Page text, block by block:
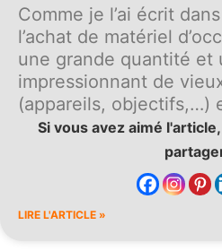
Comme je l’ai écrit
l’achat de matériel
une grande quantité et
impressionnant de
(appareils, objectifs,…)
Si vous avez aimé
LIRE L'ARTICLE »